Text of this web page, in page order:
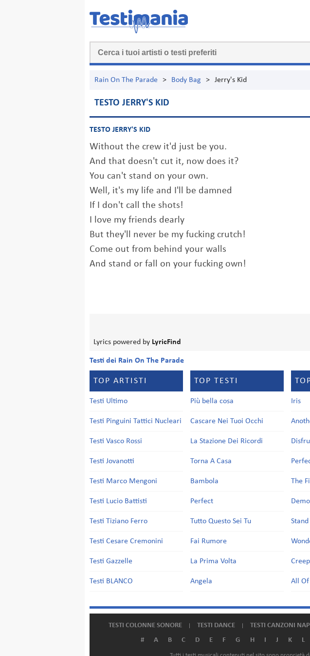
Rain On The Parade > Body Bag > Jerry's Kid
TESTO JERRY'S KID
TESTO JERRY'S KID
Without the crew it'd just be you.
And that doesn't cut it, now does it?
You can't stand on your own.
Well, it's my life and I'll be damned
If I don't call the shots!
I love my friends dearly
But they'll never be my fucking crutch!
Come out from behind your walls
And stand or fall on your fucking own!
Lyrics powered by LyricFind
Testi dei Rain On The Parade
TOP ARTISTI
Testi Ultimo
Testi Pinguini Tattici Nucleari
Testi Vasco Rossi
Testi Jovanotti
Testi Marco Mengoni
Testi Lucio Battisti
Testi Tiziano Ferro
Testi Cesare Cremonini
Testi Gazzelle
Testi BLANCO
TOP TESTI
Più bella cosa
Cascare Nei Tuoi Occhi
La Stazione Dei Ricordi
Torna A Casa
Bambola
Perfect
Tutto Questo Sei Tu
Fai Rumore
La Prima Volta
Angela
Iris
The
Creep
All
TESTI COLONNE SONORE TESTI DANCE TESTI CANZONI
#
A B C D E F G H I J K L